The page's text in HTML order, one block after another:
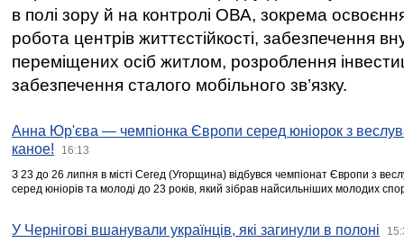
в полі зору й на контролі ОВА, зокрема освоєння
робота центрів життєстійкості, забезпечення
переміщених осіб житлом, розроблення
забезпечення сталого мобільного зв’язку.
Анна Юр'єва — чемпіонка Європи серед юніорок з
каное!
16:13
З 23 до 26 липня в місті Сегед (Угорщина) відбувся чемпіонат Європи з
серед юніорів та молоді до 23 років, який зібрав найсильніших молодих
У Чернігові вшанували українців, які загинули в полоні